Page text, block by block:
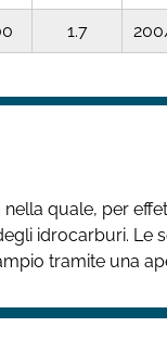
1.7
quale, per
idrocarburi.
tramite una